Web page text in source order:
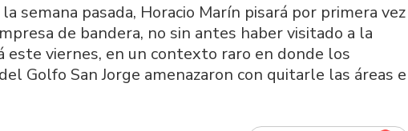
semana pasada, Horacio Marín pisará por primera vez
de bandera, no sin antes haber visitado a la
este viernes, en un contexto raro en donde los
Golfo San Jorge amenazaron con quitarle las áreas e